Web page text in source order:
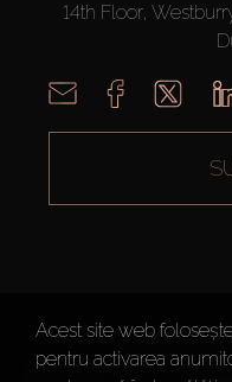
14th Floor,
AX CAPITAL
Termeni de
Acest site web
pentru activarea